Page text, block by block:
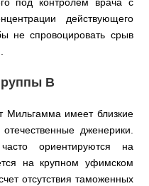
действующего
не спровоцировать срыв
B
Мильгамма имеет близкие
дженерики.
ориентируются на
на крупном уфимском
отсутствия таможенных